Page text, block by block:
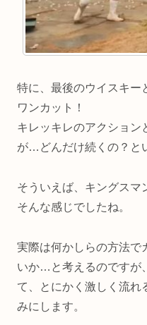
特に、最後のウイスキー
ワンカット！
キレッキレのアクション
が…どんだけ続くの？と
そういえば、キングスマ
そんな感じでしたね。
実際は何かしらの方法で
いか…と考えるのですが
て、とにかく激しく流れ
みにします。